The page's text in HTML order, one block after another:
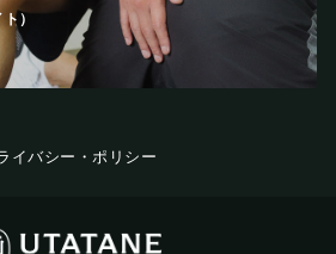
）
イバシー・ポリシー